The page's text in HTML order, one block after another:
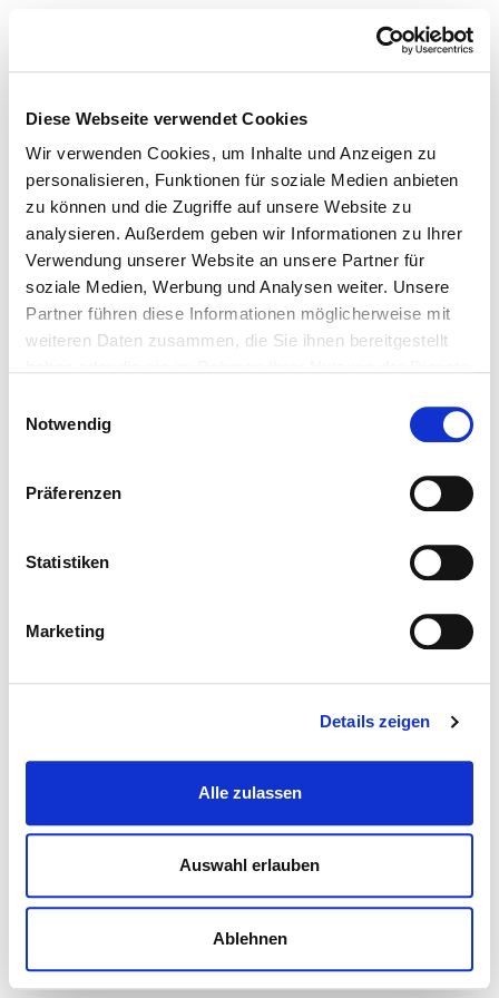
Diese Webseite verwendet Cookies
Wir verwenden Cookies, um Inhalte und Anzeigen zu
personalisieren, Funktionen für soziale Medien anbieten
zu können und die Zugriffe auf unsere Website zu
analysieren. Außerdem geben wir Informationen zu Ihrer
Verwendung unserer Website an unsere Partner für
soziale Medien, Werbung und Analysen weiter. Unsere
Partner führen diese Informationen möglicherweise mit
weiteren Daten zusammen, die Sie ihnen bereitgestellt
Notwendig
Präferenzen
Statistiken
Marketing
Details zeigen
Alle zulassen
Auswahl erlauben
Ablehnen